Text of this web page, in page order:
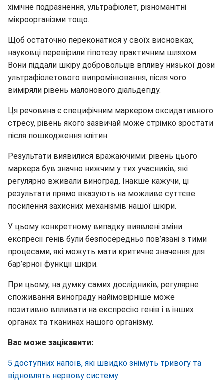
хімічне подразнення, ультрафіолет, різноманітні
мікроорганізми тощо.
Щоб остаточно переконатися у своїх висновках,
науковці перевірили гіпотезу практичним шляхом.
Вони піддали шкіру добровольців впливу низької дози
ультрафіолетового випромінювання, після чого
виміряли рівень малонового діальдегіду.
Ця речовина є специфічним маркером оксидативного
стресу, рівень якого зазвичай може стрімко зростати
після пошкодження клітин.
Результати виявилися вражаючими: рівень цього
маркера був значно нижчим у тих учасників, які
регулярно вживали виноград. Інакше кажучи, ці
результати прямо вказують на можливе суттєве
посилення захисних механізмів нашої шкіри.
У цьому конкретному випадку виявлені зміни
експресії генів були безпосередньо пов’язані з тими
процесами, які можуть мати критичне значення для
бар’єрної функції шкіри.
При цьому, на думку самих дослідників, регулярне
споживання винограду найімовірніше може
позитивно впливати на експресію генів і в інших
органах та тканинах нашого організму.
Вас може зацікавити:
5 доступних напоїв, які швидко знімуть тривогу та
відновлять нервову систему